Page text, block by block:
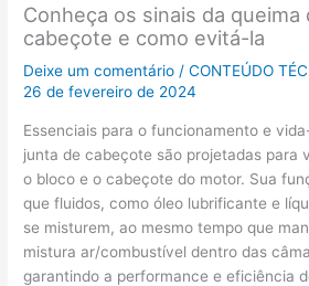
Conheça os sinais da queima
cabeçote e como evitá-la
Deixe um comentário /CONTEÚDO
26 de fevereiro de 2024
Essenciais para o funcionamento e
junta de cabeçote são projetadas para
o bloco e o cabeçote do motor. Sua
que fluidos, como óleo lubrificante e
se misturem, ao mesmo tempo que
mistura ar/combustível dentro das
garantindo a performance e eficiência